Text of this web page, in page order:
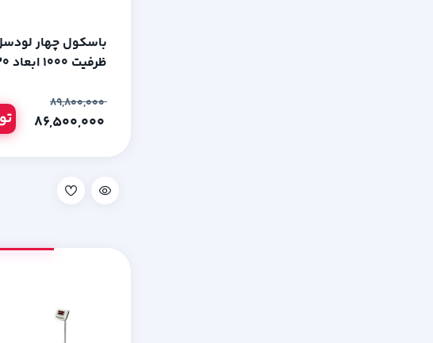
باسکول چهار
ظرفیت 1000 ابعاد 120*120
۸۹,۸۰۰,۰۰۰